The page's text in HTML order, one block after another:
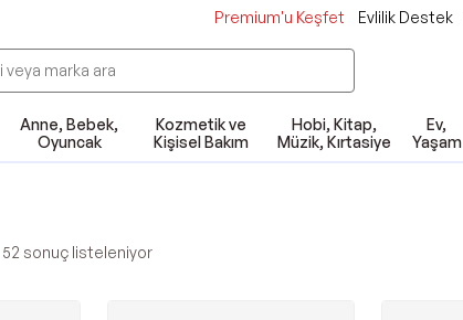
Premium'u Keşfet Evlilik Destek
Anne, Bebek,
Oyuncak
Kozmetik ve
Kişisel Bakım
Hobi, Kitap,
Müzik, Kırtasiye
Ev,
Yaşam
52 sonuç listeleniyor